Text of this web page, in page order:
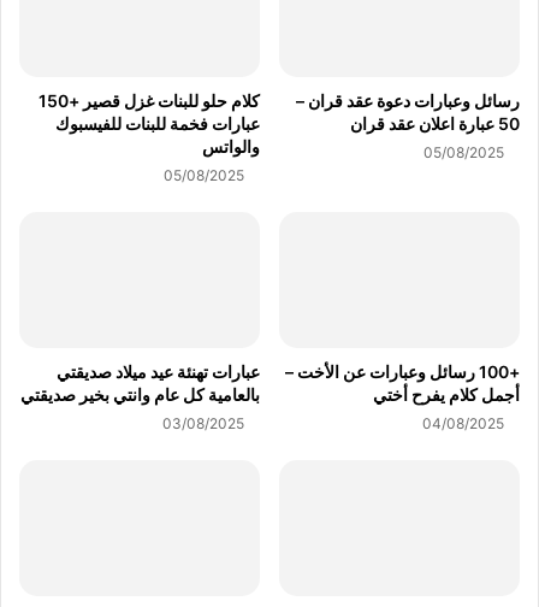
رسائل وعبارات دعوة عقد قران –
50 عبارة اعلان عقد قران
05/08/2025
كلام حلو للبنات غزل قصير +150
عبارات فخمة للبنات للفيسبوك
والواتس
05/08/2025
+100 رسائل وعبارات عن الأخت –
أجمل كلام يفرح أختي
04/08/2025
عبارات تهنئة عيد ميلاد صديقتي
بالعامية كل عام وانتي بخير صديقتي
03/08/2025